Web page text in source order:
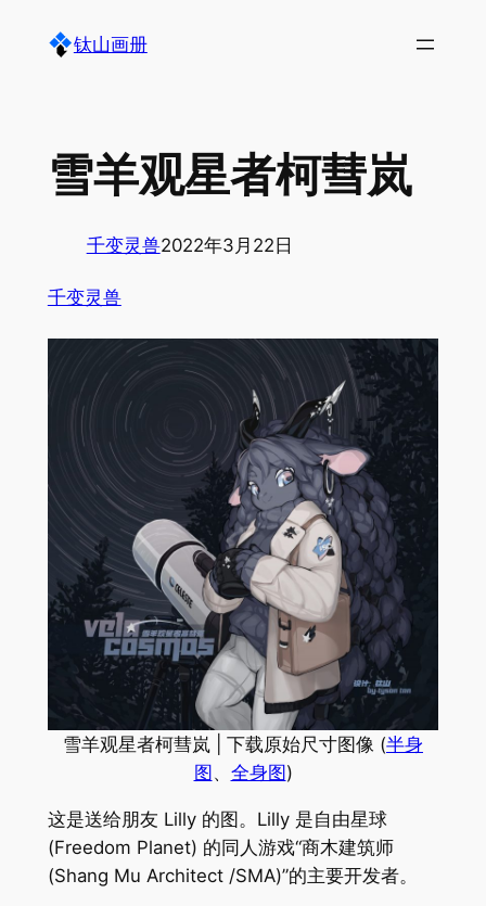
钛山画册
雪羊观星者柯彗岚
千变灵兽2022年3月22日
千变灵兽
雪羊观星者柯彗岚 | 下载原始尺寸图像 (半身
图 、 全身图 )
这是送给朋友 Lilly 的图。Lilly 是自由星球
(Freedom Planet) 的同人游戏“商木建筑师
(Shang Mu Architect /SMA)”的主要开发者。